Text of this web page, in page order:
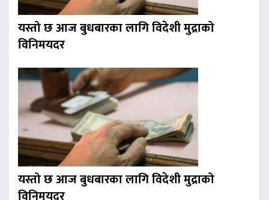
यस्तो छ आज बुधबारका लागि विदेशी मुद्राको
विनिमयदर
यस्तो छ आज बुधबारका लागि विदेशी मुद्राको